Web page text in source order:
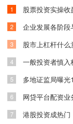
1
2 企业发展各阶
3
4 一般投资者慎
5 多地证监局曝
6 网贷平台配资
7 港股投资成热